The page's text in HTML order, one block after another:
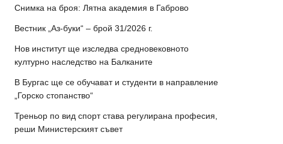
Снимка на броя: Лятна академия в Габрово
Вестник „Аз-буки“ – брой 31/2026 г.
Нов институт ще изследва средновековното
културно наследство на Балканите
В Бургас ще се обучават и студенти в направление
„Горско стопанство“
Треньор по вид спорт става регулирана професия,
реши Министерският съвет